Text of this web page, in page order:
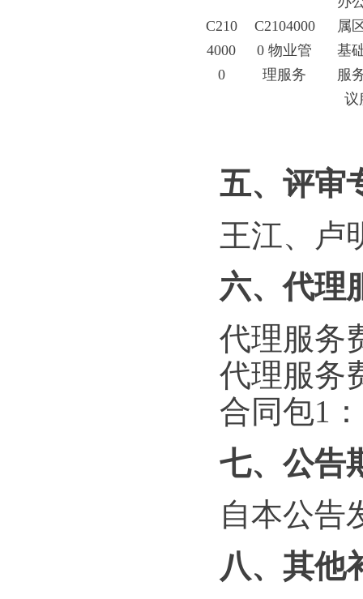
C210
4000
0
C2104000
0 物业管
理服务
属
基
服
议
五、评审
王江、卢
六、代理
代理服务
代理服务
合同包1
七、公告
自本公告
八、其他